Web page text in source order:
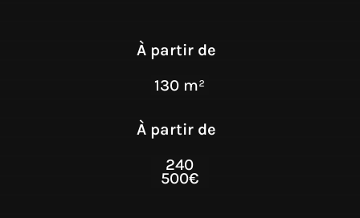
À partir de
130 m²
À partir de
240
500€